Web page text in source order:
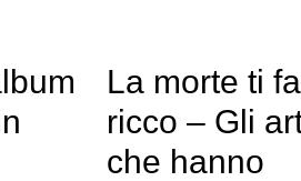
La morte ti
ricco – Gli
che hanno